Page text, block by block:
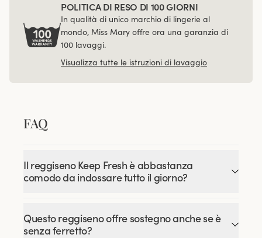
POLITICA DI RESO DI 100 GIORNI
In qualità di unico marchio di lingerie al
mondo, Miss Mary offre ora una garanzia di
100 lavaggi.
Visualizza tutte le istruzioni di lavaggio
FAQ
Il reggiseno Keep Fresh è abbastanza
comodo da indossare tutto il giorno?
Questo reggiseno offre sostegno anche se è
senza ferretto?